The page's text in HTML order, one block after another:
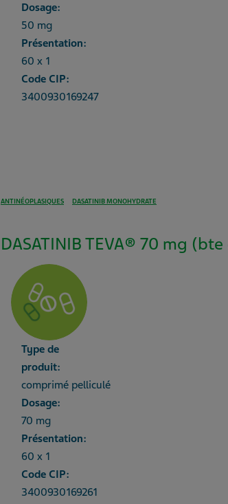
Dosage:
50 mg
Présentation:
60 x 1
Code CIP:
3400930169247
ANTINÉOPLASIQUES DASATINIB MONOHYDRATE
DASATINIB TEVA® 70 mg
Type de
produit:
comprimé pelliculé
Dosage:
70 mg
Présentation:
60 x 1
Code CIP:
3400930169261